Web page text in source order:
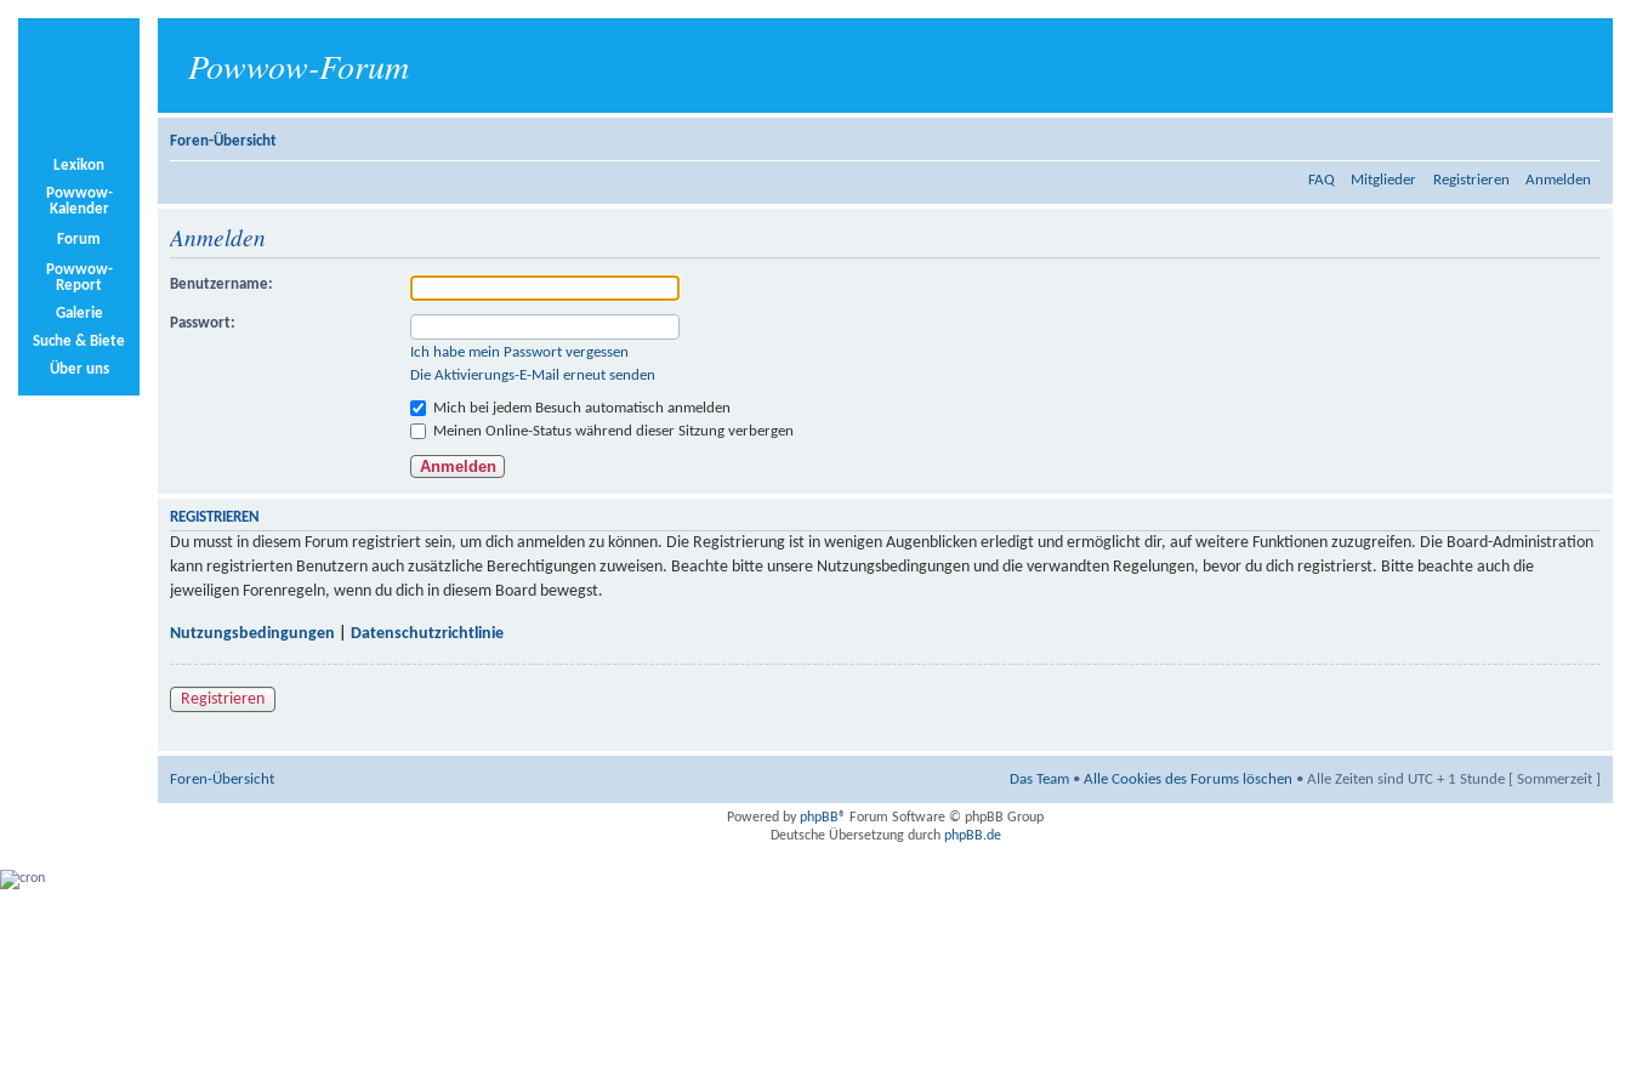
Powwow-Forum
Lexikon
Powwow-
Kalender
Forum
Powwow-
Report
Galerie
Suche & Biete
Über uns
Foren-Übersicht
FAQ Mitglieder Registrieren Anmelden
Anmelden
Benutzername:
Passwort:
Ich habe mein Passwort vergessen
Die Aktivierungs-E-Mail erneut senden
Mich bei jedem Besuch automatisch anmelden
Meinen Online-Status während dieser Sitzung verbergen
REGISTRIEREN
Du musst in diesem Forum registriert sein, um dich anmelden zu können. Die Registrierung ist in wenigen Augenblicken erledigt und ermöglicht dir, auf weitere Funktionen zuzugreifen. Die Board-Administration
kann registrierten Benutzern auch zusätzliche Berechtigungen zuweisen. Beachte bitte unsere Nutzungsbedingungen und die verwandten Regelungen, bevor du dich registrierst. Bitte beachte auch die
jeweiligen Forenregeln, wenn du dich in diesem Board bewegst.
Nutzungsbedingungen Datenschutzrichtlinie
Registrieren
Foren-Übersicht Das Team • Alle Cookies des Forums löschen • Alle Zeiten sind UTC + 1 Stunde [ Sommerzeit ]
Powered byphpBB® Forum Software © phpBB Group
Deutsche Übersetzung durch phpBB.de